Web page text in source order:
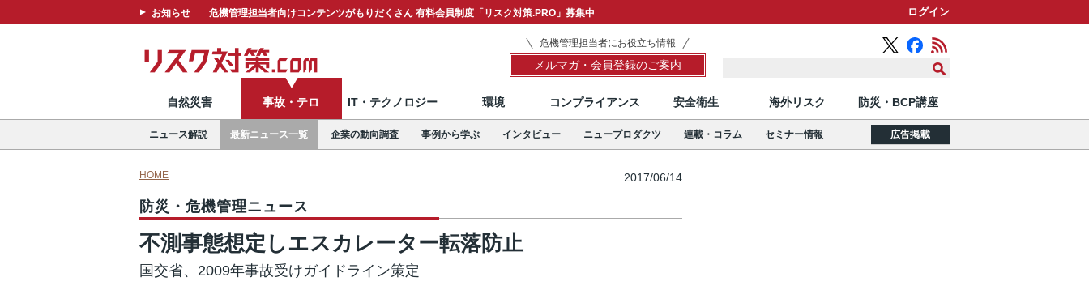
お知らせ 危機管理担当者向けコンテンツがもりだくさん 有料会員制度「リスク対策.PRO」募集中 ログイン
危機管理担当者にお役立ち情報
メルマガ・会員登録のご案内
自然災害 事故・テロ IT・テクノロジー 環境 コンプライアンス 安全衛生 海外リスク 防災・BCP講座
ニュース解説 最新ニュース一覧 企業の動向調査 事例から学ぶ インタビュー ニュープロダクツ 連載・コラム セミナー情報 広告掲載
HOME 2017/06/14
防災・危機管理ニュース
不測事態想定しエスカレーター転落防止
国交省、2009年事故受けガイドライン策定